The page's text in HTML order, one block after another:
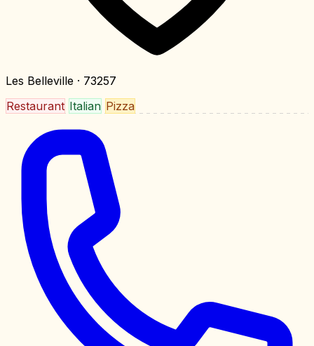
Les Belleville · 73257
Restaurant Italian Pizza